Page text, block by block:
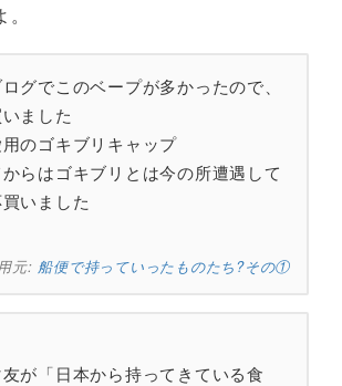
グでこのベープが多かったので、
ました
のゴキブリキャップ
らはゴキブリとは今の所遭遇して
いました
船便で持っていったものたち?その①
が「日本から持ってきている食